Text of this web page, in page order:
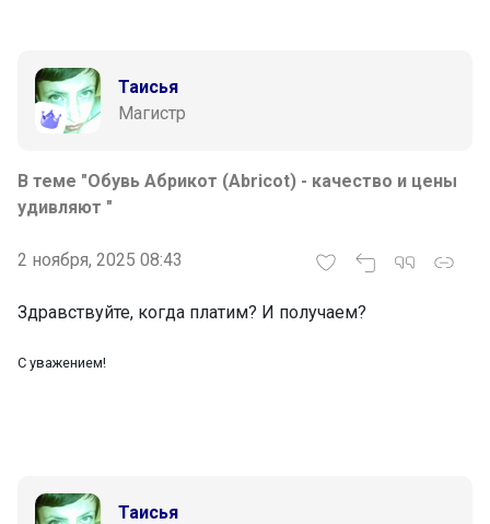
Таисья
Магистр
В теме "Обувь Абрикот (Abricot) - качество и цены
удивляют "
2 ноября, 2025 08:43
Здравствуйте, когда платим? И получаем?
С уважением!
Таисья